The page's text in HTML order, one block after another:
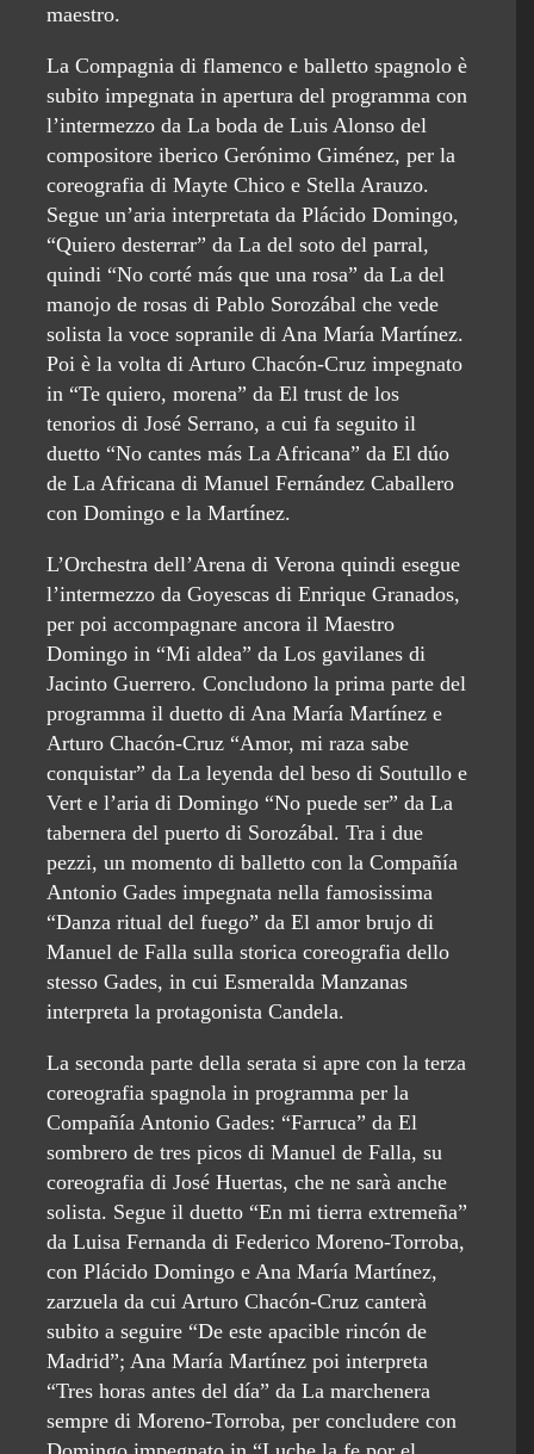
maestro.
La Compagnia di flamenco e balletto spagnolo è
subito impegnata in apertura del programma con
l’intermezzo da La boda de Luis Alonso del
compositore iberico Gerónimo Giménez, per la
coreografia di Mayte Chico e Stella Arauzo.
Segue un’aria interpretata da Plácido Domingo,
“Quiero desterrar” da La del soto del parral,
quindi “No corté más que una rosa” da La del
manojo de rosas di Pablo Sorozábal che vede
solista la voce sopranile di Ana María Martínez.
Poi è la volta di Arturo Chacón-Cruz impegnato
in “Te quiero, morena” da El trust de los
tenorios di José Serrano, a cui fa seguito il
duetto “No cantes más La Africana” da El dúo
de La Africana di Manuel Fernández Caballero
con Domingo e la Martínez.
L’Orchestra dell’Arena di Verona quindi esegue
l’intermezzo da Goyescas di Enrique Granados,
per poi accompagnare ancora il Maestro
Domingo in “Mi aldea” da Los gavilanes di
Jacinto Guerrero. Concludono la prima parte del
programma il duetto di Ana María Martínez e
Arturo Chacón-Cruz “Amor, mi raza sabe
conquistar” da La leyenda del beso di Soutullo e
Vert e l’aria di Domingo “No puede ser” da La
tabernera del puerto di Sorozábal. Tra i due
pezzi, un momento di balletto con la Compañía
Antonio Gades impegnata nella famosissima
“Danza ritual del fuego” da El amor brujo di
Manuel de Falla sulla storica coreografia dello
stesso Gades, in cui Esmeralda Manzanas
interpreta la protagonista Candela.
La seconda parte della serata si apre con la terza
coreografia spagnola in programma per la
Compañía Antonio Gades: “Farruca” da El
sombrero de tres picos di Manuel de Falla, su
coreografia di José Huertas, che ne sarà anche
solista. Segue il duetto “En mi tierra extremeña”
da Luisa Fernanda di Federico Moreno-Torroba,
con Plácido Domingo e Ana María Martínez,
zarzuela da cui Arturo Chacón-Cruz canterà
subito a seguire “De este apacible rincón de
Madrid”; Ana María Martínez poi interpreta
“Tres horas antes del día” da La marchenera
sempre di Moreno-Torroba, per concludere con